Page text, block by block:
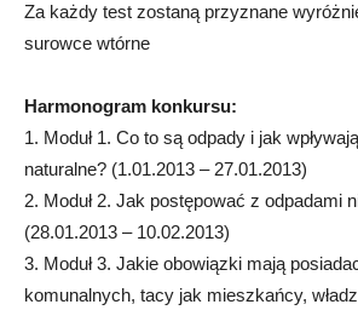
Za każdy test zostaną przyznane
surowce wtórne
Harmonogram konkursu:
1. Moduł 1. Co to są odpady i jak
naturalne? (1.01.2013 – 27.01.2013)
2. Moduł 2. Jak postępować z odpadami
(28.01.2013 – 10.02.2013)
3. Moduł 3. Jakie obowiązki mają
komunalnych, tacy jak mieszkańcy,